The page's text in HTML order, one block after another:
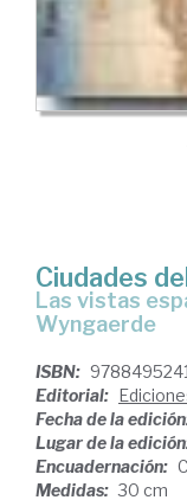
Ciudades
las vistas españolas de Anton van den
Wyngaerde
ISBN:
Editorial:
Fecha de la
Lugar de la
Encuadernación:
Medidas: 30 cm